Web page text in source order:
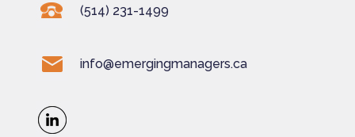
(514) 231-1499
info@emergingmanagers.ca